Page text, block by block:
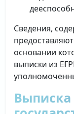
Сведения,
основании
выписки из
Выписка